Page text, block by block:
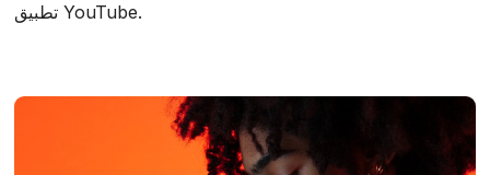
تطبيق YouTube.